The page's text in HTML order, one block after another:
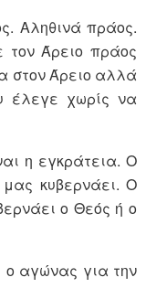
Αληθινά πράος.
τον Άρειο πράος
στον Άρειο αλλά
έλεγε χωρίς να
η εγκράτεια. Ο
κυβερνάει. Ο
ο Θεός ή ο
ο αγώνας για την